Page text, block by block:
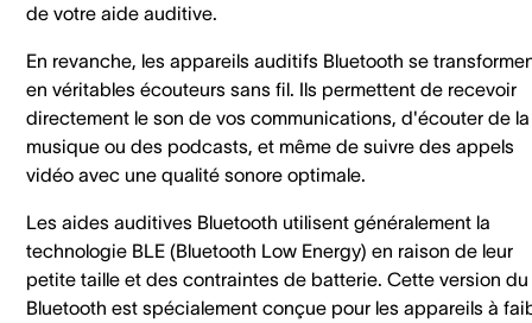
de votre aide auditive.
En revanche, les appareils auditifs Bluetooth se
en véritables écouteurs sans fil. Ils permettent de recevoir
directement le son de vos communications, d'écouter de la
musique ou des podcasts, et même de suivre des appels
vidéo avec une qualité sonore optimale.
Les aides auditives Bluetooth utilisent généralement la
technologie BLE (Bluetooth Low Energy) en raison de leur
petite taille et des contraintes de batterie. Cette version du
Bluetooth est spécialement conçue pour les appareils à